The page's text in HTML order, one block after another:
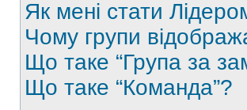
Як мені стати
Чому групи
Що таке “Група за
Що таке “Команда”?